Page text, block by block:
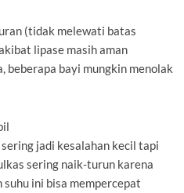
(tidak melewati batas
lipase masih aman
beberapa bayi mungkin menolak
jadi kesalahan kecil tapi
sering naik-turun karena
ini bisa mempercepat